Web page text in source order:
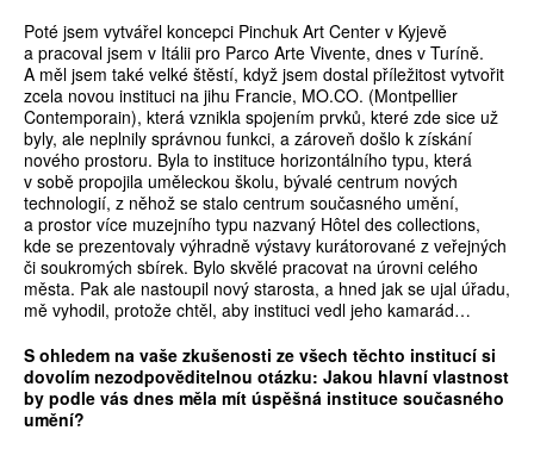
Poté jsem vytvářel koncepci Pinchuk Art Center v Kyjevě
a pracoval jsem v Itálii pro Parco Arte Vivente, dnes v Turíně.
A měl jsem také velké štěstí, když jsem dostal příležitost vytvořit
zcela novou instituci na jihu Francie, MO.CO. (Montpellier
Contemporain), která vznikla spojením prvků, které zde sice už
byly, ale neplnily správnou funkci, a zároveň došlo k získání
nového prostoru. Byla to instituce horizontálního typu, která
v sobě propojila uměleckou školu, bývalé centrum nových
technologií, z něhož se stalo centrum současného umění,
a prostor více muzejního typu nazvaný Hôtel des collections,
kde se prezentovaly výhradně výstavy kurátorované z veřejných
či soukromých sbírek. Bylo skvělé pracovat na úrovni celého
města. Pak ale nastoupil nový starosta, a hned jak se ujal úřadu,
mě vyhodil, protože chtěl, aby instituci vedl jeho kamarád…
S ohledem na vaše zkušenosti ze všech těchto institucí si
dovolím nezodpověditelnou otázku: Jakou hlavní vlastnost
by podle vás dnes měla mít úspěšná instituce současného
umění?